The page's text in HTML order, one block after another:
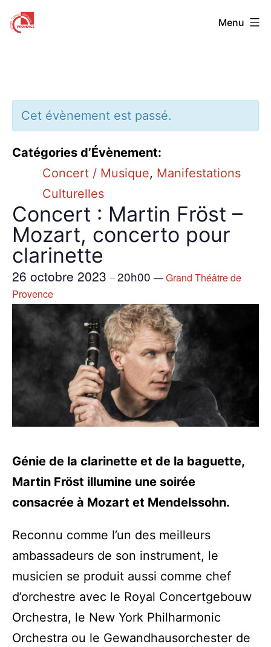
Aller
auCentre
Provence
Menu
Cet évènement est passé.
Catégories d’Évènement:
Concert / Musique, Manifestations
Culturelles
Concert : Martin Fröst –
Mozart, concerto pour
clarinette
26 octobre 2023 –20h00 —Grand Théâtre de
Provence
Génie de la clarinette et de la baguette,
Martin Fröst illumine une soirée
consacrée à Mozart et Mendelssohn.
Reconnu comme l’un des meilleurs
ambassadeurs de son instrument, le
musicien se produit aussi comme chef
d’orchestre avec le Royal Concertgebouw
Orchestra, le New York Philharmonic
Orchestra ou le Gewandhausorchester de